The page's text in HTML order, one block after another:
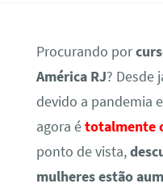
Procurando por
América RJ? Desde
devido a pandemia
agora étotalmente
ponto de vista,
mulheres estão